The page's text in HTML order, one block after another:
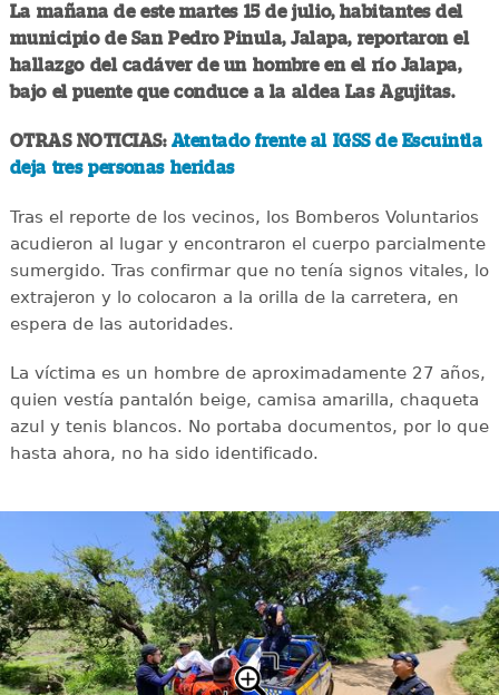
La mañana de este martes 15 de julio, habitantes del
municipio de San Pedro Pinula, Jalapa, reportaron el
hallazgo del cadáver de un hombre en el río Jalapa,
bajo el puente que conduce a la aldea Las Agujitas.
OTRAS NOTICIAS: Atentado frente al IGSS de Escuintla
deja tres personas heridas
Tras el reporte de los vecinos, los Bomberos Voluntarios
acudieron al lugar y encontraron el cuerpo parcialmente
sumergido. Tras confirmar que no tenía signos vitales, lo
extrajeron y lo colocaron a la orilla de la carretera, en
espera de las autoridades.
La víctima es un hombre de aproximadamente 27 años,
quien vestía pantalón beige, camisa amarilla, chaqueta
azul y tenis blancos. No portaba documentos, por lo que
hasta ahora, no ha sido identificado.